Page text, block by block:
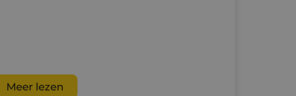
Meer lezen